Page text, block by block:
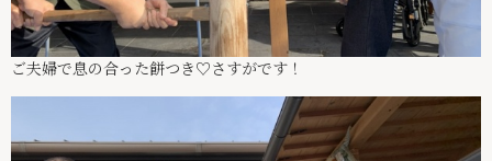
ご夫婦で息の合った餅つき♡さすがです！